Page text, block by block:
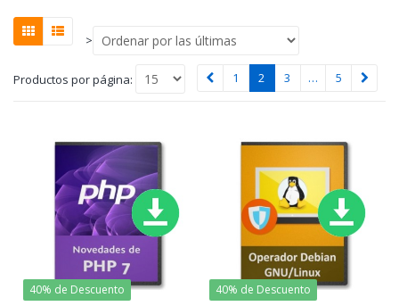
>
Productos por página: 1 2 3 … 5
40% de Descuento 40% de Descuento